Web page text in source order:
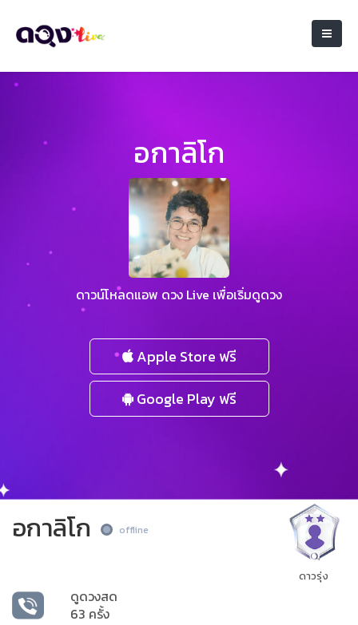
อกาลิโก
ดาวน์โหลดแอพ ดวง Live เพื่อเริ่มดูดวง
Apple Store ฟรี
Google Play ฟรี
อกาลิโก offline
ดูดวงสด
63 ครั้ง
ดาวรุ่ง